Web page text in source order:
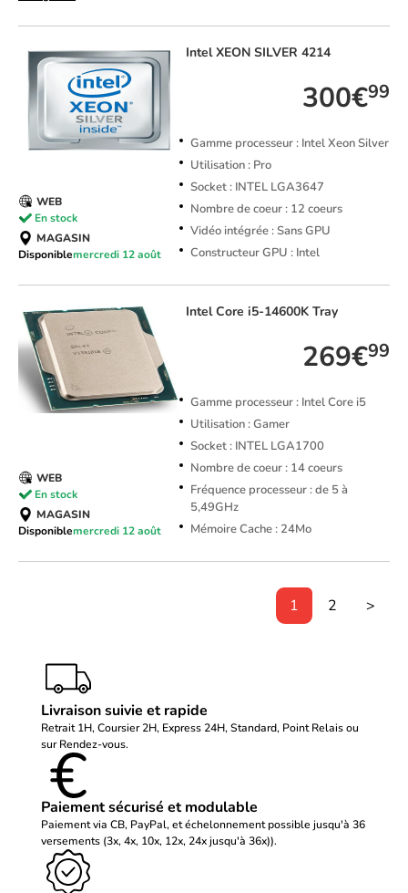
IntelXEON SILVER 4214
300€99
Gamme processeur : Intel Xeon Silver
Utilisation : Pro
Socket : INTEL LGA3647
Nombre de coeur : 12 coeurs
Vidéo intégrée : Sans GPU
Constructeur GPU : Intel
WEB
En stock
MAGASIN
Disponiblemercredi 12 août
IntelCore i5-14600K Tray
269€99
Gamme processeur : Intel Core i5
Utilisation : Gamer
Socket : INTEL LGA1700
Nombre de coeur : 14 coeurs
Fréquence processeur : de 5 à
5,49GHz
Mémoire Cache : 24Mo
WEB
En stock
MAGASIN
Disponiblemercredi 12 août
1 2 >
Livraison suivie et rapide
Retrait 1H, Coursier 2H, Express 24H, Standard, Point Relais ou
sur Rendez-vous.
Paiement sécurisé et modulable
Paiement via CB, PayPal, et échelonnement possible jusqu'à 36
versements (3x, 4x, 10x, 12x, 24x jusqu'à 36x)).